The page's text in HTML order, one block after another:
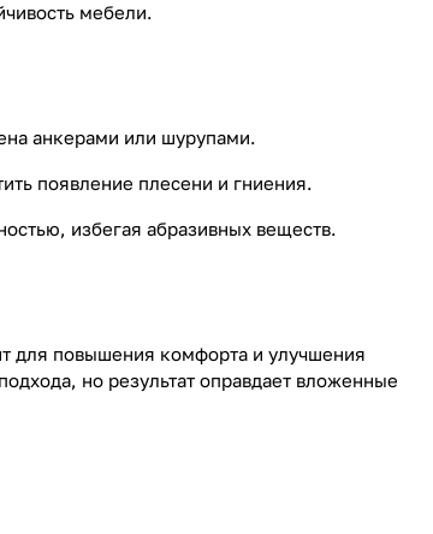
мебели.
анкерами или шурупами.
появление плесени и гниения.
избегая абразивных веществ.
для повышения комфорта и улучшения
но результат оправдает вложенные